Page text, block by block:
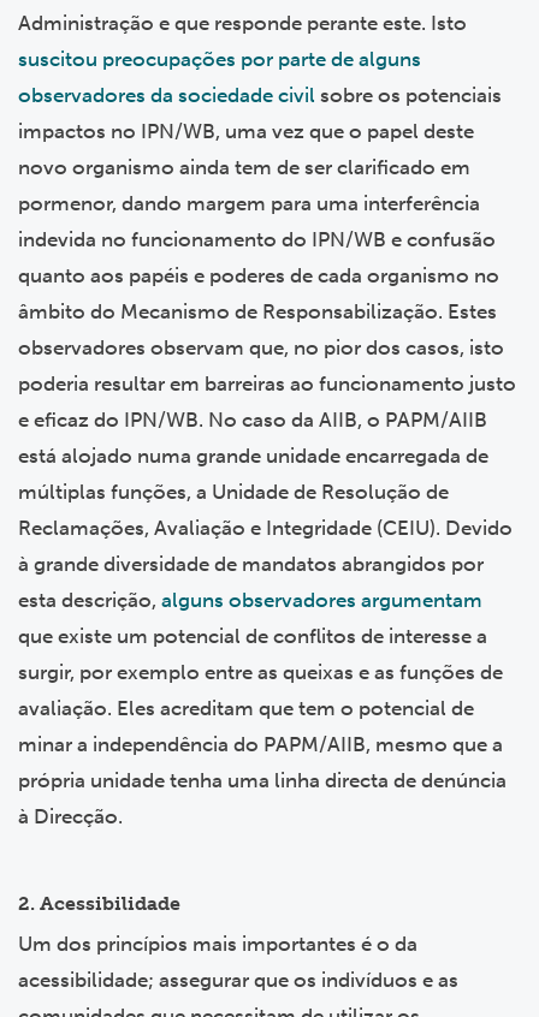
Administração e que responde perante este. Isto
suscitou preocupações por parte de alguns
observadores da sociedade civil sobre os potenciais
impactos no IPN/WB, uma vez que o papel deste
novo organismo ainda tem de ser clarificado em
pormenor, dando margem para uma interferência
indevida no funcionamento do IPN/WB e confusão
quanto aos papéis e poderes de cada organismo no
âmbito do Mecanismo de Responsabilização. Estes
observadores observam que, no pior dos casos, isto
poderia resultar em barreiras ao funcionamento justo
e eficaz do IPN/WB. No caso da AIIB, o PAPM/AIIB
está alojado numa grande unidade encarregada de
múltiplas funções, a Unidade de Resolução de
Reclamações, Avaliação e Integridade (CEIU). Devido
à grande diversidade de mandatos abrangidos por
esta descrição, alguns observadores argumentam
que existe um potencial de conflitos de interesse a
surgir, por exemplo entre as queixas e as funções de
avaliação. Eles acreditam que tem o potencial de
minar a independência do PAPM/AIIB, mesmo que a
própria unidade tenha uma linha directa de denúncia
à Direcção.
2. Acessibilidade
Um dos princípios mais importantes é o da
acessibilidade; assegurar que os indivíduos e as